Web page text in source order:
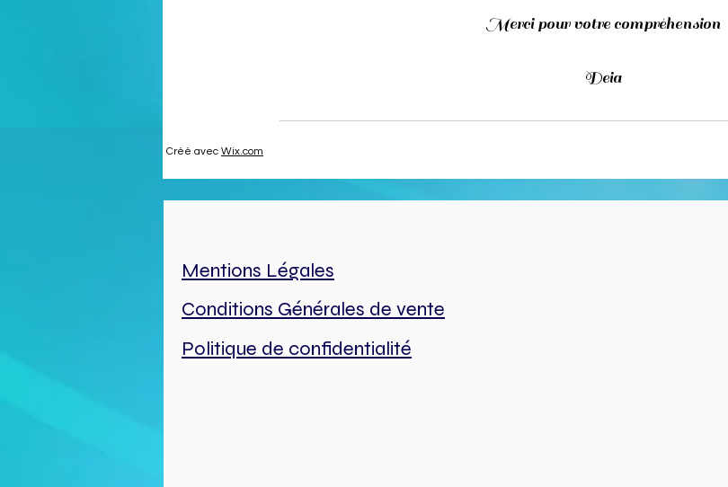
Merci pour votre compréhension
Créé avec Wix.com
Mentions Légales
Conditions Générales de vente
Politique de confidentialité